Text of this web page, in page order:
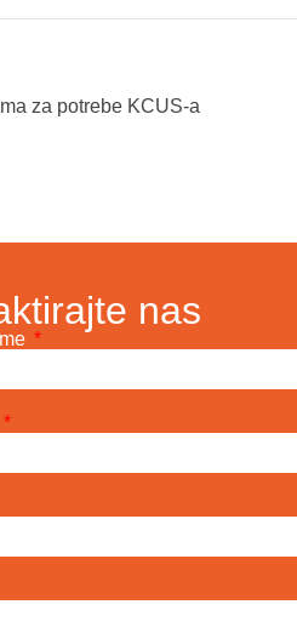
za potrebe KCUS-a
nas